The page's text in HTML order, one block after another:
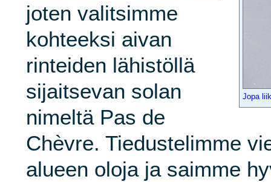
Jopa
joten valitsimme
kohteeksi aivan
rinteiden lähistöllä
sijaitsevan solan
nimeltä Pas de
Chèvre. Tiedustelimme
alueen oloja ja saimme